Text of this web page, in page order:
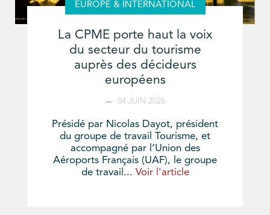
EUROPE & INTERNATIONAL
La CPME porte haut la voix
du secteur du tourisme
auprès des décideurs
européens
04 JUIN 2026
Présidé par Nicolas Dayot, président
du groupe de travail Tourisme, et
accompagné par l’Union des
Aéroports Français (UAF), le groupe
de travail... Voir l'article